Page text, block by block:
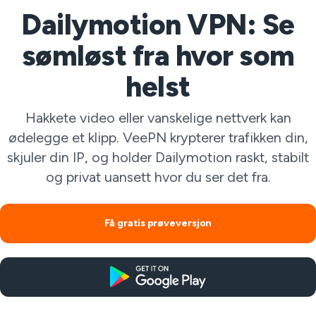
Dailymotion VPN: Se
sømløst fra hvor som
helst
Hakkete video eller vanskelige nettverk kan
ødelegge et klipp. VeePN krypterer trafikken din,
skjuler din IP, og holder Dailymotion raskt, stabilt
og privat uansett hvor du ser det fra.
Få gratis prøveversjon